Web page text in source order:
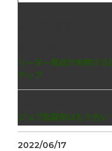
リーダー育成が失敗す
テップ
ジョブ型雇用はもう古
2022/06/17